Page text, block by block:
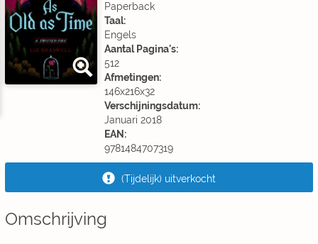
Paperback
Taal:
Engels
Aantal Pagina's:
512
Afmetingen:
146x216x32
Verschijningsdatum:
Januari 2018
EAN:
9781484707319
(Tijdelijk) uitverkocht
Omschrijving